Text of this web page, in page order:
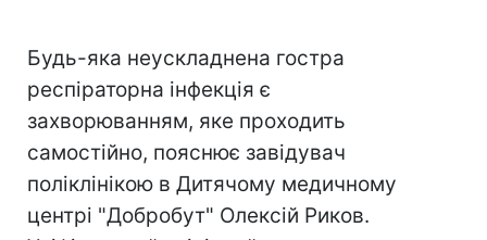
Будь-яка неускладнена гостра
респіраторна інфекція є
захворюванням, яке проходить
самостійно, пояснює завідувач
поліклінікою в Дитячому медичному
центрі "Добробут" Олексій Риков.